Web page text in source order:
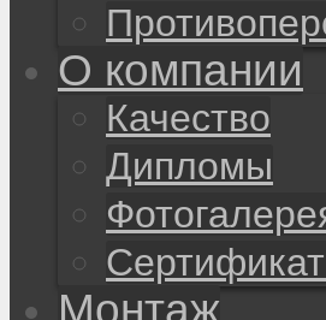
О компании
Качество
Дипломы
Монтаж